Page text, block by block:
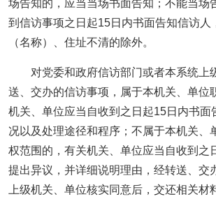
场告知的，应当当场书面告知；不能当场
到信访事项之日起15日内书面告知信访人
（名称）、住址不清的除外。
对党委和政府信访部门或者本系统上
送、交办的信访事项，属于本机关、单位
机关、单位应当自收到之日起15日内书面
况以及处理途径和程序；不属于本机关、
权范围的，有关机关、单位应当自收到之
提出异议，并详细说明理由，经转送、交
上级机关、单位核实同意后，交还相关材